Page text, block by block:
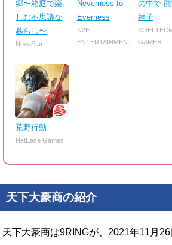
郷〜箱庭で楽
しむ不思議な
暮らし〜
NovaStar
Neverness to
Everness
N2E
ENTERTAINMENT
の中で
神子
KOEI
GAMES
荒野行動
NetEase Games
天下大豪商の紹介
天下大豪商は9RINGが、2021年11月